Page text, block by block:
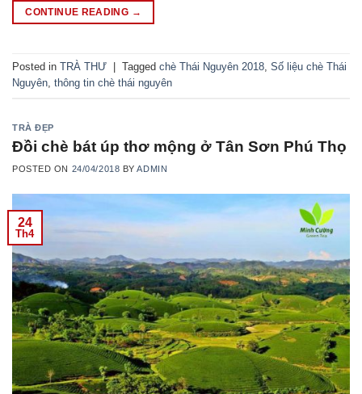
CONTINUE READING →
Posted in TRÀ THƯ Tagged chè Thái Nguyên 2018, Số liệu chè Thái
Nguyên, thông tin chè thái nguyên
TRÀ ĐẸP
Đồi chè bát úp thơ mộng ở Tân Sơn Phú Thọ
POSTED ON 24/04/2018 BYADMIN
24
Th4